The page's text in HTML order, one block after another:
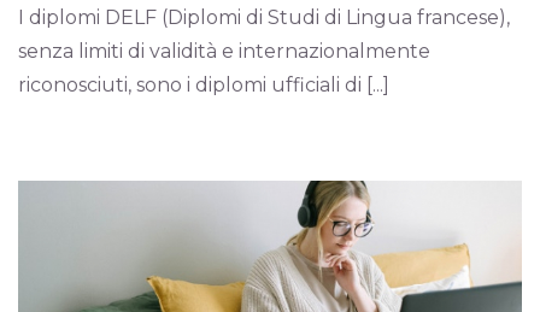
I diplomi DELF (Diplomi di Studi di Lingua francese),
senza limiti di validità e internazionalmente
riconosciuti, sono i diplomi ufficiali di [...]